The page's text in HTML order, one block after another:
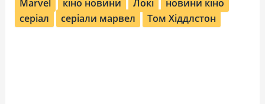
Marvel кіно новини Локі
новини кіно
серіал
серіали марвел Том Хіддлстон